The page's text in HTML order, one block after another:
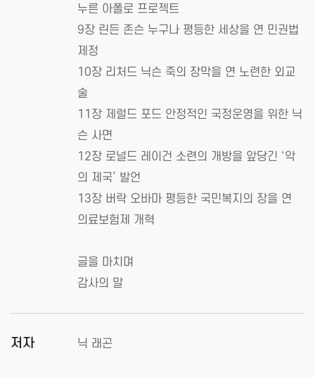
누른 아폴로 프로젝트
9장 린든 존슨 누구나 평등한 세상을 연 민권법
제정
10장 리처드 닉슨 죽의 장막을 연 노련한 외교
술
11장 제럴드 포드 안정적인 국정운영을 위한 닉
슨 사면
12장 로널드 레이건 소련의 개방을 앞당긴 ‘악
의 제국’ 발언
13장 버락 오바마 평등한 국민복지의 장을 연
의료보험제 개혁
글을 마치며
감사의 말
저자 닉 래곤